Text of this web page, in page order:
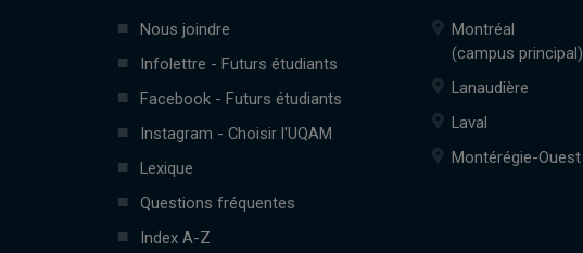
Nous joindre
Infolettre - Futurs étudiants
Facebook - Futurs étudiants
Instagram - Choisir l'UQAM
Lexique
Questions fréquentes
Index A-Z
Montréal
(campus principal)
Lanaudière
Laval
Montérégie-Ouest